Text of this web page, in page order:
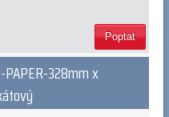
Poptat
PAPER-328mm x